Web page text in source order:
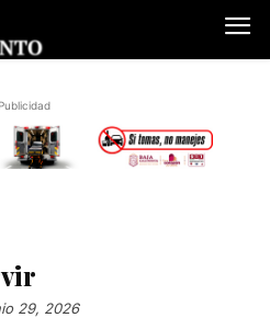
Publicidad
29, 2026